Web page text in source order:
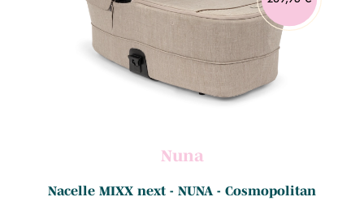
Nuna
Nacelle MIXX next - NUNA - Cosmopolitan